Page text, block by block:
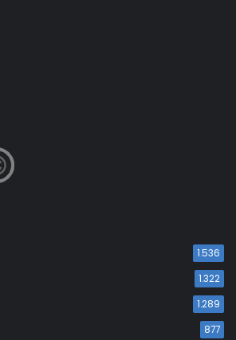
1.536
1.322
1.289
877